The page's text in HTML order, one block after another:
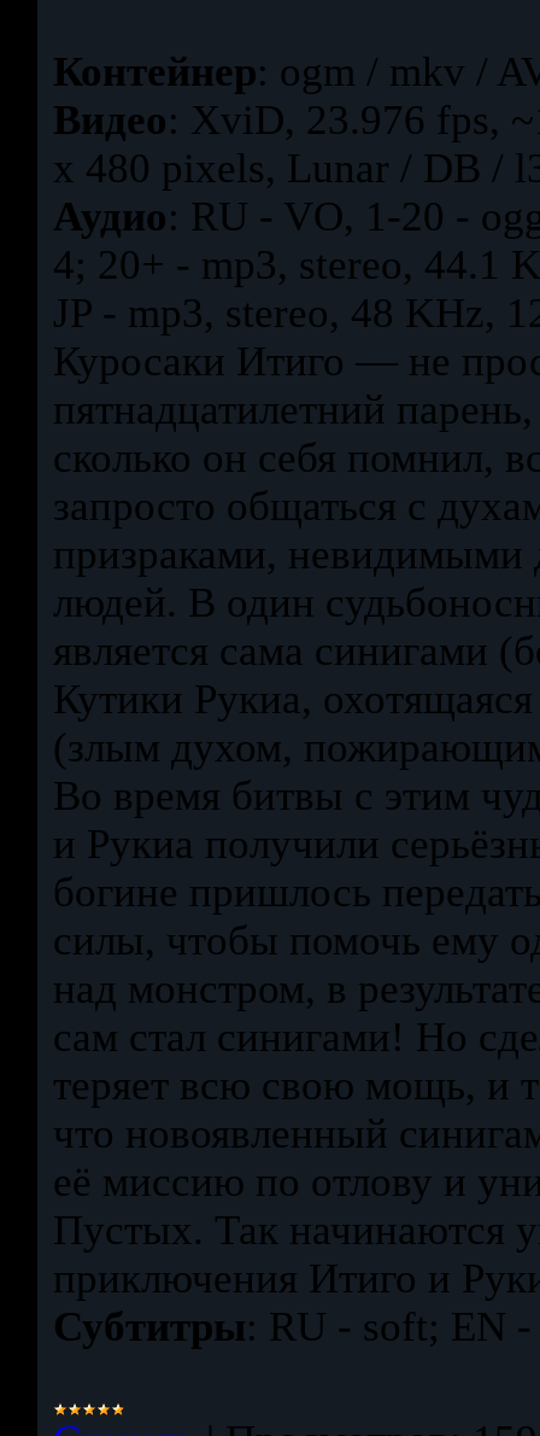
Контейнер: ogm / mkv /
Видео: XviD, 23.976 fps,
x 480 pixels, Lunar / DB /
Аудио: RU - VO, 1-20 -
4; 20+ - mp3, stereo, 44.1
JP - mp3, stereo, 48 KHz,
Куросаки Итиго — не
пятнадцатилетний
сколько он себя помнил,
запросто общаться с
призраками,
людей. В один
является сама синигами
Кутики Рукиа,
(злым духом,
Во время битвы с этим
и Рукиа получили
богине пришлось
силы, чтобы помочь ему
над монстром, в
сам стал синигами! Но
теряет всю свою мощь, и
что новоявленный
её миссию по отлову и
Пустых. Так начинаются
приключения Итиго и
Субтитры: RU - soft; EN -